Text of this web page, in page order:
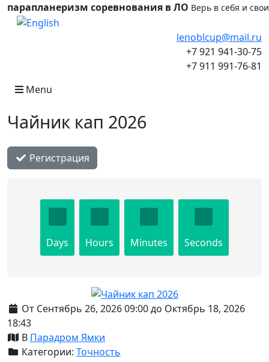
парапланеризм соревнования в ЛО Верь в себя и
Выберите язык
lenoblcup@mail.ru
+7 921 941-30-75
+7 911 991-76-81
Menu
Чайник кап 2026
Регистрация
Days Hours Minutes Seconds
От Сентябрь 26, 2026 09:00 до Октябрь 18, 2026
18:43
В Парадром Ямки
Категории: Точность